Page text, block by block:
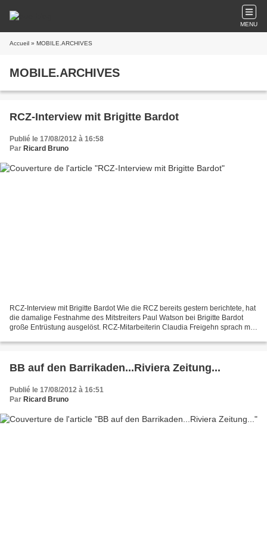
MENU
Accueil » MOBILE.ARCHIVES
MOBILE.ARCHIVES
RCZ-Interview mit Brigitte Bardot
Publié le 17/08/2012 à 16:58
Par Ricard Bruno
RCZ-Interview mit Brigitte Bardot Wie die RCZ bereits gestern berichtete, hat
die damalige Festnahme des Mitstreiters Paul Watson bei Brigitte Bardot
große Entrüstung ausgelöst. RCZ-Mitarbeiterin Claudia Freigehn sprach mit
BB auf den Barrikaden...Riviera Zeitung...
Publié le 17/08/2012 à 16:51
Par Ricard Bruno